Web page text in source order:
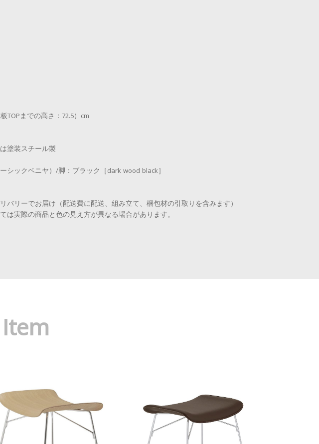
TOPまでの高さ：72.5）cm
塗装スチール製
シックベニヤ）/脚：ブラック［dark wood black］
バリーでお届け（配送費に配送、組み立て、梱包材の引取りを含みます）
は実際の商品と色の見え方が異なる場合があります。